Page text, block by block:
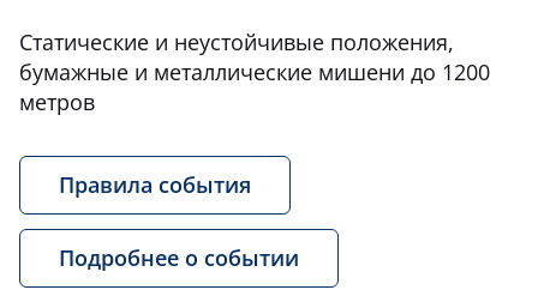
Статические и неустойчивые положения,
бумажные и металлические мишени до 1200
метров
Правила события
Подробнее о событии